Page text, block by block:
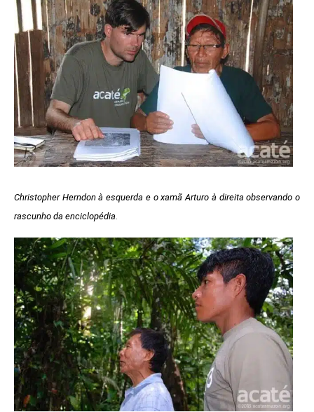
Christopher Herndon à esquerda e o xamã Arturo à direita observando o
rascunho da enciclopédia.